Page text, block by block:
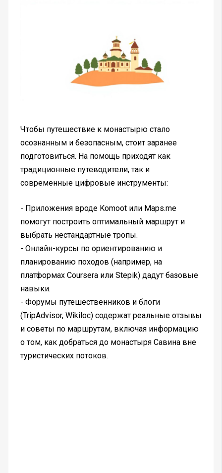
Чтобы путешествие к монастырю стало
осознанным и безопасным, стоит заранее
подготовиться. На помощь приходят как
традиционные путеводители, так и
современные цифровые инструменты:
- Приложения вроде Komoot или Maps.me
помогут построить оптимальный маршрут и
выбрать нестандартные тропы.
- Онлайн-курсы по ориентированию и
планированию походов (например, на
платформах Coursera или Stepik) дадут базовые
навыки.
- Форумы путешественников и блоги
(TripAdvisor, Wikiloc) содержат реальные отзывы
и советы по маршрутам, включая информацию
о том, как добраться до монастыря Савина вне
туристических потоков.